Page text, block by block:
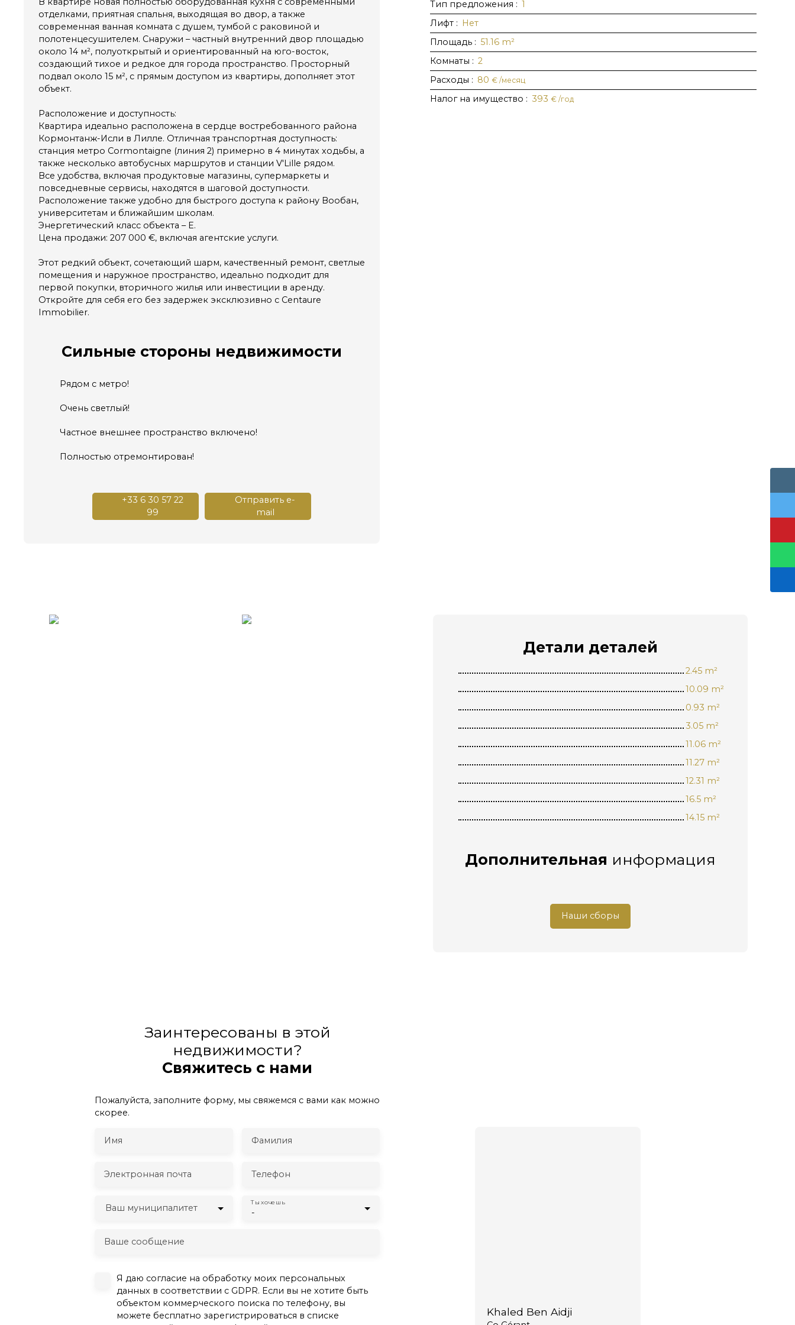
отделками, приятная спальня, выходящая во двор, а также
современная ванная комната с душем, тумбой с раковиной и
полотенцесушителем. Снаружи – частный внутренний двор площадью
около 14 м², полуоткрытый и ориентированный на юго-восток,
создающий тихое и редкое для города пространство. Просторный
подвал около 15 м², с прямым доступом из квартиры, дополняет этот
объект.
Расположение и доступность:
Квартира идеально расположена в сердце востребованного района
Кормонтанж-Исли в Лилле. Отличная транспортная доступность:
станция метро Cormontaigne (линия 2) примерно в 4 минутах ходьбы, а
также несколько автобусных маршрутов и станции V'Lille рядом.
Все удобства, включая продуктовые магазины, супермаркеты и
повседневные сервисы, находятся в шаговой доступности.
Расположение также удобно для быстрого доступа к району Вообан,
университетам и ближайшим школам.
Энергетический класс объекта – E.
Цена продажи: 207 000 €, включая агентские услуги.
Этот редкий объект, сочетающий шарм, качественный ремонт, светлые
помещения и наружное пространство, идеально подходит для
первой покупки, вторичного жилья или инвестиции в аренду.
Откройте для себя его без задержек эксклюзивно с Centaure
Immobilier.
Сильные стороны недвижимости
Рядом с метро!
Очень светлый!
Частное внешнее пространство включено!
Полностью отремонтирован!
+33 6 30 57 22
99
Отправить e-
mail
Тип предложения : 1
Лифт : Нет
Площадь : 51.16 m²
Комнаты : 2
Расходы : 80 € /месяц
Налог на имущество : 393 € /год
Детали деталей
2.45 m²
10.09 m²
0.93 m²
3.05 m²
11.06 m²
11.27 m²
12.31 m²
16.5 m²
14.15 m²
Дополнительная информация
Наши сборы
Заинтересованы в этой
недвижимости?
Свяжитесь с нами
Пожалуйста, заполните форму, мы свяжемся с вами как можно
скорее.
Имя Фамилия
Электронная почта Телефон
Ваш муниципалитет -
Ты хочешь
Ваше сообщение
Я даю согласие на обработку моих персональных
данных в соответствии с GDPR. Если вы не хотите быть
объектом коммерческого поиска по телефону, вы
можете бесплатно зарегистрироваться в списке
Khaled Ben Aidji